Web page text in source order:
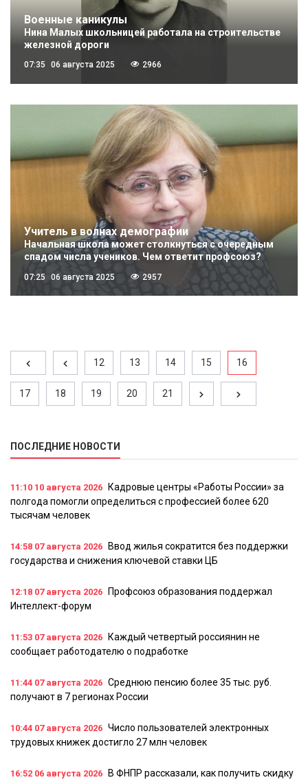
Военные каникулы
Нина Малых школьницей работала на строительстве
железной дороги
07:35 06 августа 2025 2966
Учитель в волнах демографии
Начальная школа может столкнуться с очередным
спадом числа учеников. Чем ответит профсоюз?
07:25 06 августа 2025 2957
12 13 14 15 16
17 18 19 20 21
ПОСЛЕДНИЕ НОВОСТИ
11:10 10 августа 2026
Кадровые центры «Работы России» за
полгода помогли определиться с профессией более 620
тысячам человек
14:58 07 августа 2026
Ввод жилья сократится без поддержки
государства и снижения ключевой ставки ЦБ
12:18 07 августа 2026
Профсоюз образования поддержал
Интеллект-форум
11:53 07 августа 2026
Каждый четвертый россиянин не
сообщает работодателю о подработке
11:44 07 августа 2026 Среднюю пенсию более 35 тыс. руб.
получают в 7 регионах России
10:44 07 августа 2026 Число пользователей электронных
трудовых книжек достигло 27 млн человек
16:52 06 августа 2026 В ФНПР рассказали, как получить скидку